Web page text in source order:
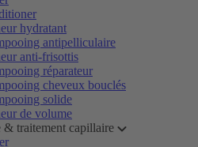
hydratant
antipelliculaire
anti-frisottis
réparateur
cheveux bouclés
solide
de volume
& traitement capillaire